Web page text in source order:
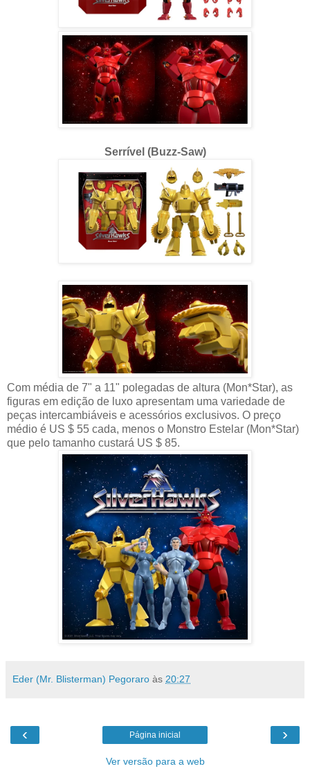
Serrível (Buzz-Saw)
Com média de 7" a 11" polegadas de altura (Mon*Star), as
figuras em edição de luxo apresentam uma variedade de
peças intercambiáveis ​​e acessórios exclusivos. O preço
médio é US $ 55 cada, menos o Monstro Estelar (Mon*Star)
que pelo tamanho custará US $ 85.
Eder (Mr. Blisterman) Pegoraro às 20:27
‹ ›
Página inicial
Ver versão para a web